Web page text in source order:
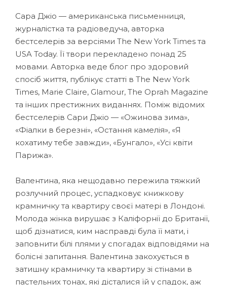
Сара Джіо — американська письменниця,
журналістка та радіоведуча, авторка
бестселерів за версіями The New York Times та
USA Today. Її твори перекладено понад 25
мовами. Авторка веде блог про здоровий
спосіб життя, публікує статті в The New York
Times, Marie Claire, Glamour, The Oprah Magazine
та інших престижних виданнях. Поміж відомих
бестселерів Сари Джіо — «Ожинова зима»,
«Фіалки в березні», «Остання камелія», «Я
кохатиму тебе завжди», «Бунгало», «Усі квіти
Парижа».
Валентина, яка нещодавно пережила тяжкий
розлучний процес, успадковує книжкову
крамничку та квартиру своєї матері в Лондоні.
Молода жінка вирушає з Каліфорнії до Британії,
щоб дізнатися, ким насправді була її мати, і
заповнити білі плями у спогадах відповідями на
болісні запитання. Валентина закохується в
затишну крамничку та квартиру зі стінами в
пастельних тонах, які дісталися їй у спадок, аж